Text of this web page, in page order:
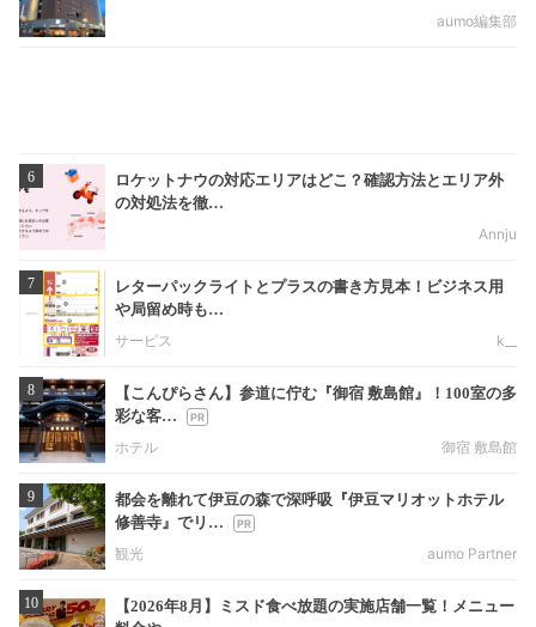
aumo編集部
6
ロケットナウの対応エリアはどこ？確認方法とエリア外
の対処法を徹…
Annju
7
レターパックライトとプラスの書き方見本！ビジネス用
や局留め時も…
サービス
k__
8
【こんぴらさん】参道に佇む『御宿 敷島館』！100室の多
彩な客…
ホテル
御宿 敷島館
9
都会を離れて伊豆の森で深呼吸『伊豆マリオットホテル
修善寺』でリ…
観光
aumo Partner
10
【2026年8月】ミスド食べ放題の実施店舗一覧！メニュー